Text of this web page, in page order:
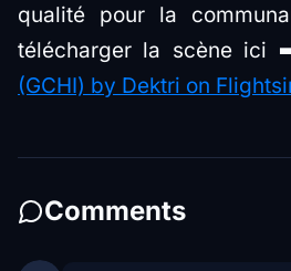
qualité pour la
télécharger la scène ici
(GCHI) by Dektri on
Comments